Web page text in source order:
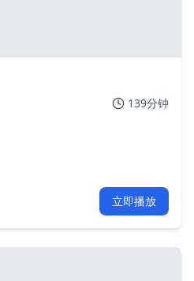
139分钟
立即播放